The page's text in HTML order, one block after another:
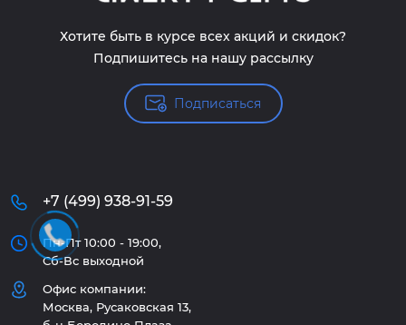
Хотите быть в курсе всех акций и скидок?
Подпишитесь на нашу рассылку
Подписаться
+7 (499) 938-91-59
Пн-Пт 10:00 - 19:00,
Сб-Вс выходной
Офис компании:
Москва, Русаковская 13,